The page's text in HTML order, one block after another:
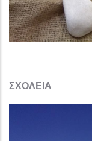
ΣΧΟΛΕΙΑ